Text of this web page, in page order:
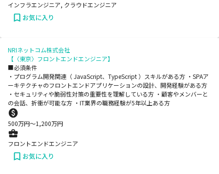
インフラエンジニア, クラウドエンジニア
お気に入り
NRIネットコム株式会社
【〈東京〉フロントエンドエンジニア】
■必須条件
・プログラム開発関連（ JavaScript、TypeScript ）スキルがある方 ・SPAア
ーキテクチャのフロントエンドアプリケーションの設計、開発経験がある方
・セキュリティや脆弱性対策の重要性を理解している方 ・顧客やメンバーと
の会話、折衝が可能な方 ・IT業界の職務経験が5年以上ある方
500万円〜1,200万円
フロントエンドエンジニア
お気に入り